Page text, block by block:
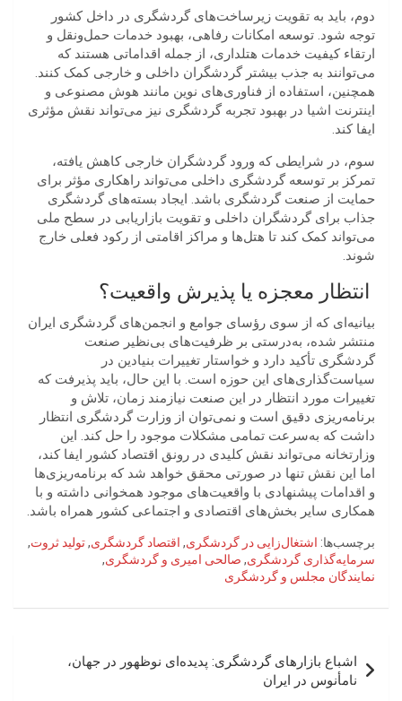
دوم، باید به تقویت زیرساخت‌های گردشگری در داخل کشور
توجه شود. توسعه امکانات رفاهی، بهبود خدمات حمل‌ونقل و
ارتقاء کیفیت خدمات هتلداری، از جمله اقداماتی هستند که
می‌توانند به جذب بیشتر گردشگران داخلی و خارجی کمک کنند.
همچنین، استفاده از فناوری‌های نوین مانند هوش مصنوعی و
اینترنت اشیا در بهبود تجربه گردشگری نیز می‌تواند نقش مؤثری
ایفا کند.
سوم، در شرایطی که ورود گردشگران خارجی کاهش یافته،
تمرکز بر توسعه گردشگری داخلی می‌تواند راهکاری مؤثر برای
حمایت از صنعت گردشگری باشد. ایجاد بسته‌های گردشگری
جذاب برای گردشگران داخلی و تقویت بازاریابی در سطح ملی
می‌تواند کمک کند تا هتل‌ها و مراکز اقامتی از رکود فعلی خارج
شوند.
انتظار معجزه یا پذیرش واقعیت؟
بیانیه‌ای که از سوی رؤسای جوامع و انجمن‌های گردشگری ایران
منتشر شده، به‌درستی بر ظرفیت‌های بی‌نظیر صنعت
گردشگری تأکید دارد و خواستار تغییرات بنیادین در
سیاست‌گذاری‌های این حوزه است. با این حال، باید پذیرفت که
تغییرات مورد انتظار در این صنعت نیازمند زمان، تلاش و
برنامه‌ریزی دقیق است و نمی‌توان از وزارت گردشگری انتظار
داشت که به‌سرعت تمامی مشکلات موجود را حل کند. این
وزارتخانه می‌تواند نقش کلیدی در رونق اقتصاد کشور ایفا کند،
اما این نقش تنها در صورتی محقق خواهد شد که برنامه‌ریزی‌ها
و اقدامات پیشنهادی با واقعیت‌های موجود همخوانی داشته و با
همکاری سایر بخش‌های اقتصادی و اجتماعی کشور همراه باشد.
برچسب‌ها: اشتغال‌زایی در گردشگری, اقتصاد گردشگری,تولید ثروت,
سرمایه‌گذاری گردشگری, صالحی امیری و گردشگری,
نمایندگان مجلس و گردشگری
نوشته
اشباع بازارهای گردشگری: پدیده‌ای نوظهور در جهان،
نامأنوس در ایران